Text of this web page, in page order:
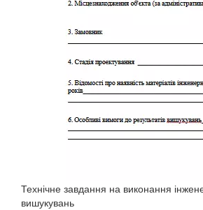
Технічне завдання на виконання
вишукувань